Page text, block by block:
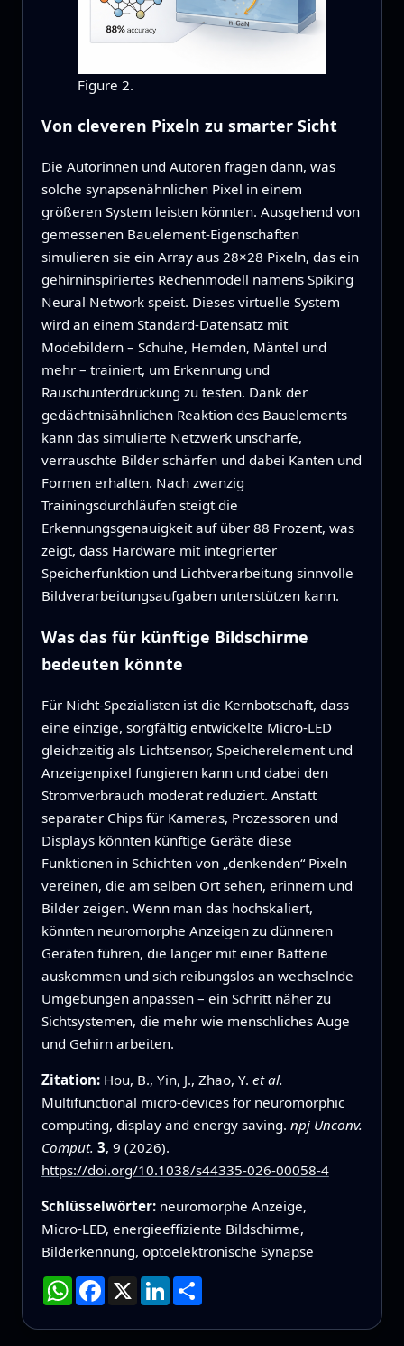
Figure 2.
Von cleveren Pixeln zu smarter Sicht
Die Autorinnen und Autoren fragen dann, was
solche synapsenähnlichen Pixel in einem
größeren System leisten könnten. Ausgehend von
gemessenen Bauelement‑Eigenschaften
simulieren sie ein Array aus 28×28 Pixeln, das ein
gehirninspiriertes Rechenmodell namens Spiking
Neural Network speist. Dieses virtuelle System
wird an einem Standard‑Datensatz mit
Modebildern – Schuhe, Hemden, Mäntel und
mehr – trainiert, um Erkennung und
Rauschunterdrückung zu testen. Dank der
gedächtnisähnlichen Reaktion des Bauelements
kann das simulierte Netzwerk unscharfe,
verrauschte Bilder schärfen und dabei Kanten und
Formen erhalten. Nach zwanzig
Trainingsdurchläufen steigt die
Erkennungsgenauigkeit auf über 88 Prozent, was
zeigt, dass Hardware mit integrierter
Speicherfunktion und Lichtverarbeitung sinnvolle
Bildverarbeitungsaufgaben unterstützen kann.
Was das für künftige Bildschirme
bedeuten könnte
Für Nicht‑Spezialisten ist die Kernbotschaft, dass
eine einzige, sorgfältig entwickelte Micro‑LED
gleichzeitig als Lichtsensor, Speicherelement und
Anzeigenpixel fungieren kann und dabei den
Stromverbrauch moderat reduziert. Anstatt
separater Chips für Kameras, Prozessoren und
Displays könnten künftige Geräte diese
Funktionen in Schichten von „denkenden“ Pixeln
vereinen, die am selben Ort sehen, erinnern und
Bilder zeigen. Wenn man das hochskaliert,
könnten neuromorphe Anzeigen zu dünneren
Geräten führen, die länger mit einer Batterie
auskommen und sich reibungslos an wechselnde
Umgebungen anpassen – ein Schritt näher zu
Sichtsystemen, die mehr wie menschliches Auge
und Gehirn arbeiten.
Zitation: Hou, B., Yin, J., Zhao, Y. et al.
Multifunctional micro-devices for neuromorphic
computing, display and energy saving. npj Unconv.
Comput. 3, 9 (2026).
https://doi.org/10.1038/s44335-026-00058-4
Schlüsselwörter: neuromorphe Anzeige,
Micro‑LED, energieeffiziente Bildschirme,
Bilderkennung, optoelektronische Synapse
WhatsApp
Facebook
X LinkedInTeilen